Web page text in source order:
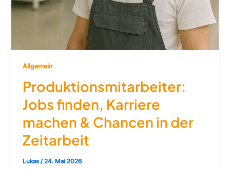
Allgemein
Produktionsmitarbeiter:
Jobs finden, Karriere
machen & Chancen in der
Zeitarbeit
Lukas/24. Mai 2026